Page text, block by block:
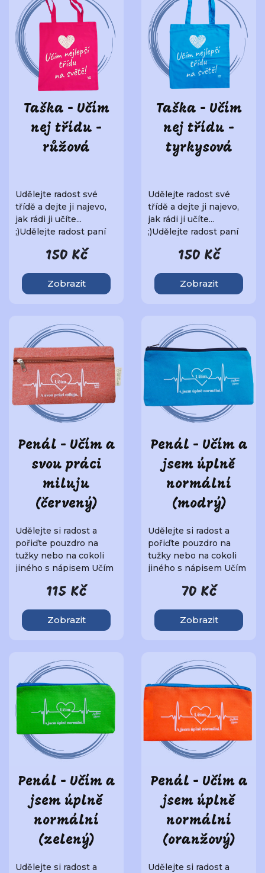
Taška - Učím
nej třídu -
růžová
Udělejte radost své
třídě a dejte ji najevo,
jak rádi ji učíte...
;)Udělejte radost paní
150 Kč
Zobrazit
Taška - Učím
nej třídu -
tyrkysová
Udělejte radost své
třídě a dejte ji najevo,
jak rádi ji učíte...
;)Udělejte radost paní
150 Kč
Zobrazit
Penál - Učím a
svou práci
miluju
(červený)
Udělejte si radost a
pořiďte pouzdro na
tužky nebo na cokoli
jiného s nápisem Učím
115 Kč
Zobrazit
Penál - Učím a
jsem úplně
normální
(modrý)
Udělejte si radost a
pořiďte pouzdro na
tužky nebo na cokoli
jiného s nápisem Učím
70 Kč
Zobrazit
Penál - Učím a
jsem úplně
normální
(zelený)
Udělejte si radost a
Penál - Učím a
jsem úplně
normální
(oranžový)
Udělejte si radost a